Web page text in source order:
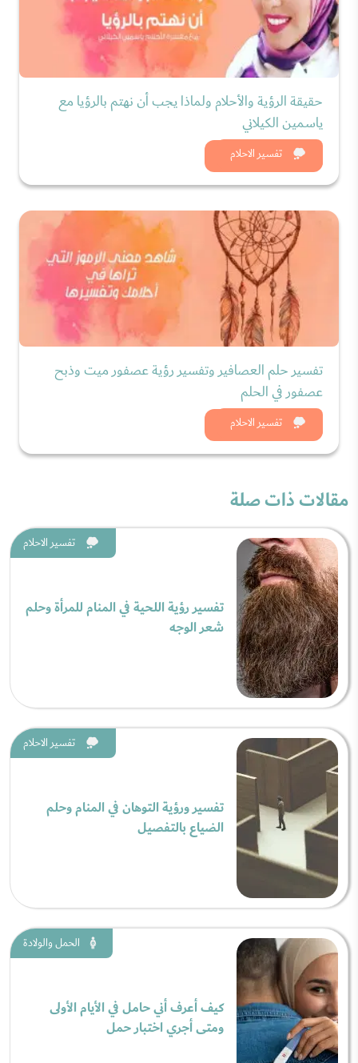
تفسير الاحلام
حقيقة الرؤية والأحلام ولماذا يجب أن نهتم بالرؤيا مع
ياسمين الكيلاني
شاهد الان
تفسير الاحلام
تفسير حلم العصافير وتفسير رؤية عصفور ميت وذبح
عصفور في الحلم
شاهد الان
مقالات ذات صلة
تفسير الاحلام
تفسير رؤية اللحية في المنام للمرأة وحلم
شعر الوجه
تفسير الاحلام
تفسير ورؤية التوهان في المنام وحلم
الضياع بالتفصيل
الحمل والولادة
كيف أعرف أني حامل في الأيام الأولى
ومتى أجري اختبار حمل